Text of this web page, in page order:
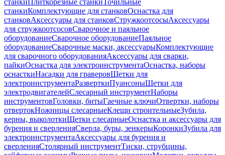
станкиПлиткорезные станкиТочильные
станкиКомплектующие для станковОснастка для
станковАксессуары для станковСтружкоотсосыАксессуары
для стружкоотсосовСварочное и паяльное
оборудованиеСварочное оборудованиеПаяльное
оборудованиеСварочные маски, аксессуарыКомплектующие
для сварочного оборудованияАксессуары для сварки,
пайкиОснастка для электроинструментаОснастка, наборы
оснасткиНасадки для граверовЩетки для
электроинструментаРазверткиПуансоныЩетки для
электродвигателейСлесарный инструментНаборы
инструментовГоловки, битыГаечные ключиОтвертки, наборы
отвертокНожницы слесарныеКлещи строительныеЗубила,
керны, выколоткиЩетки слесарныеОснастка и аксессуары для
бурения и сверленияСверла, буры, зенкерыКоронкиЗубила для
электроинструментаАксессуары для бурения и
сверленияСтолярный инструментТиски, струбцины,